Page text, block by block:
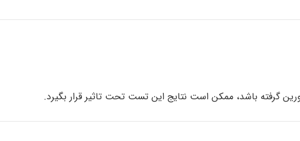
گرفته باشد، ممکن است نتایج این تست تحت تاثیر قرار بگیرد.